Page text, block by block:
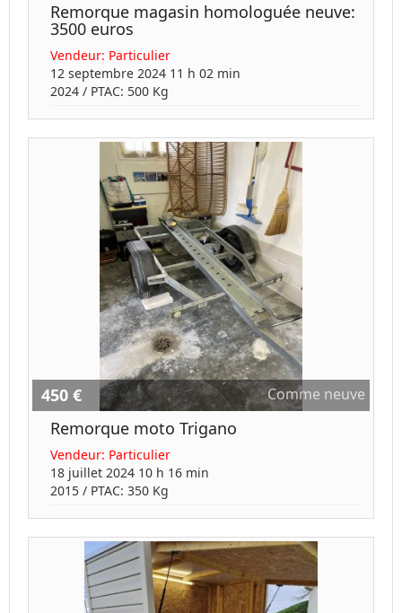
Remorque magasin homologuée neuve:
3500 euros
Vendeur: Particulier
12 septembre 2024 11 h 02 min
2024 / PTAC: 500 Kg
450 € Comme neuve
Remorque moto Trigano
Vendeur: Particulier
18 juillet 2024 10 h 16 min
2015 / PTAC: 350 Kg